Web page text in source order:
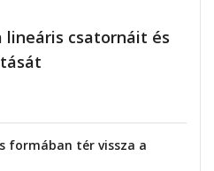
csatornáit és
formában tér vissza a